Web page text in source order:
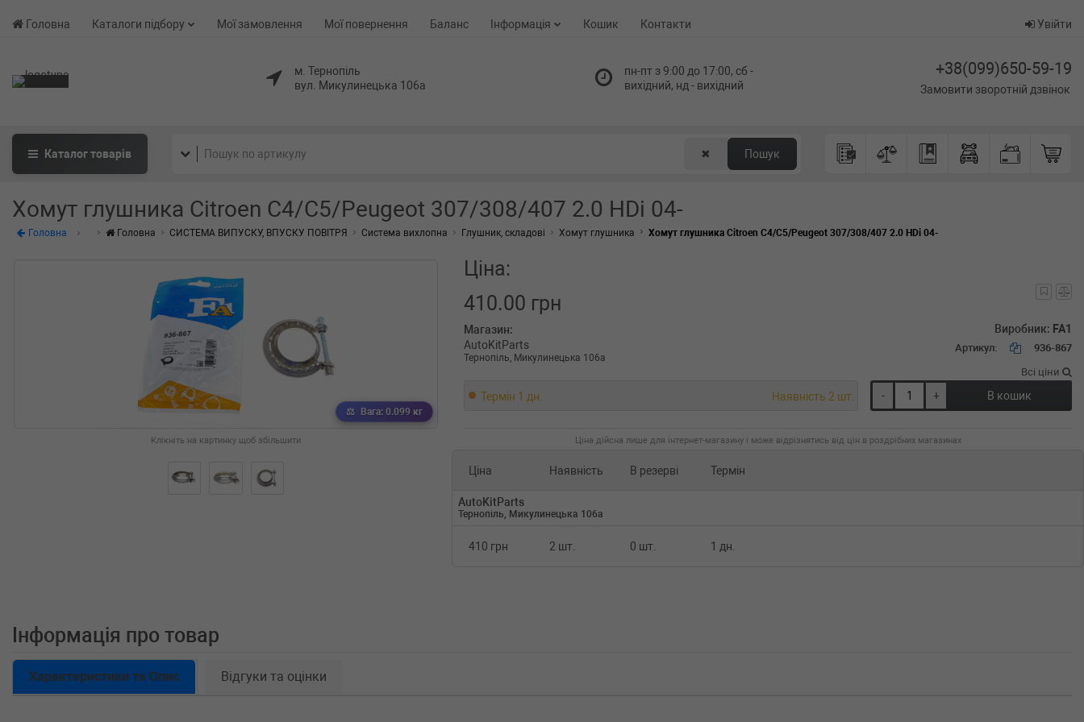
Головна Каталоги підбору Мої замовлення Мої повернення Баланс Інформація Кошик Контакти Увійти
м. Тернопіль
вул. Микулинецька 106а
пн-пт з 9:00 до 17:00, сб -
вихідний, нд - вихідний
+38(099)650-59-19
Замовити зворотній дзвінок
Каталогтоварів ✖ Пошук
Хомут глушника Citroen C4/C5/Peugeot 307/308/407 2.0 HDi 04-
Головна Головна СИСТЕМА ВИПУСКУ, ВПУСКУ ПОВІТРЯ Система вихлопна Глушник, складові Хомут глушника Хомут глушника Citroen C4/C5/Peugeot 307/308/407 2.0 HDi 04-
Вага: 0.099 кг
Клікніть на картинку щоб збільшити
Ціна:
410.00 грн
Магазин:
AutoKitParts
Тернопіль, Микулинецька 106а
Виробник: FA1
Артикул: 936-867
Всі ціни
Термін 1 дн. Наявність 2 шт. - + В кошик
Ціна дійсна лише для інтернет-магазину і може відрізнятись від цін в роздрібних магазинах
Ціна Наявність В резерві Термін
AutoKitParts
Тернопіль, Микулинецька 106а
410 грн 2 шт. 0 шт. 1 дн.
Інформація про товар
Характеристики та Опис Відгуки та оцінки